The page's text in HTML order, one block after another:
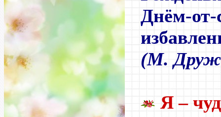
Днём-от-
(М.
Я –